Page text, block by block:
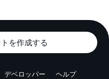
を作成する
デベロッパー ヘルプ